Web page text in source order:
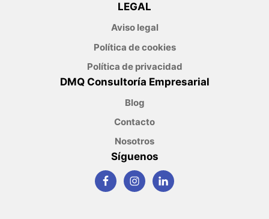
LEGAL
Aviso legal
Política de cookies
Política de privacidad
DMQ Consultoría Empresarial
Blog
Contacto
Nosotros
Síguenos